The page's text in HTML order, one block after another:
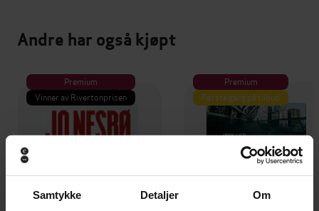
Samtykke Detaljer Om
Andre har også kjøpt
Premium
Vinner av Rivertonprisen
Premium
Første gang på tilbud